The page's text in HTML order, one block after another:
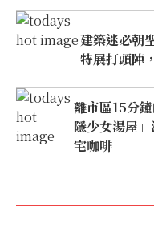
建築迷必朝
特展打頭陣
離市區15分
隱少女湯屋
宅咖啡